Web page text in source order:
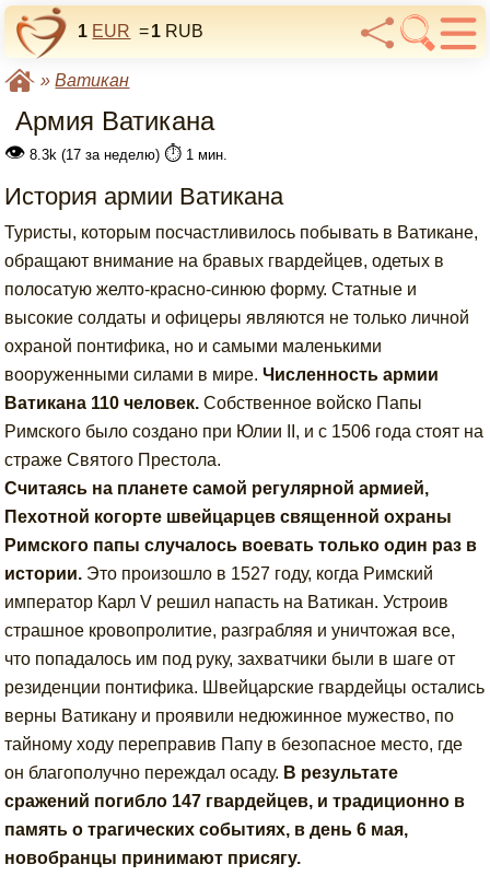
1 EUR =1 RUB
»Ватикан
Армия Ватикана
👁 8.3k (17 за неделю) ⏱️ 1 мин.
История армии Ватикана
Туристы, которым посчастливилось побывать в Ватикане,
обращают внимание на бравых гвардейцев, одетых в
полосатую желто-красно-синюю форму. Статные и
высокие солдаты и офицеры являются не только личной
охраной понтифика, но и самыми маленькими
вооруженными силами в мире.Численность армии
Ватикана 110 человек.Собственное войско Папы
Римского было создано при Юлии II, и с 1506 года стоят на
страже Святого Престола.
Считаясь на планете самой регулярной армией,
Пехотной когорте швейцарцев священной охраны
Римского папы случалось воевать только один раз в
истории. Это произошло в 1527 году, когда Римский
император Карл V решил напасть на Ватикан. Устроив
страшное кровопролитие, разграбляя и уничтожая все,
что попадалось им под руку, захватчики были в шаге от
резиденции понтифика. Швейцарские гвардейцы остались
верны Ватикану и проявили недюжинное мужество, по
тайному ходу переправив Папу в безопасное место, где
он благополучно переждал осаду. В результате
сражений погибло 147 гвардейцев, и традиционно в
память о трагических событиях, в день 6 мая,
новобранцы принимают присягу.